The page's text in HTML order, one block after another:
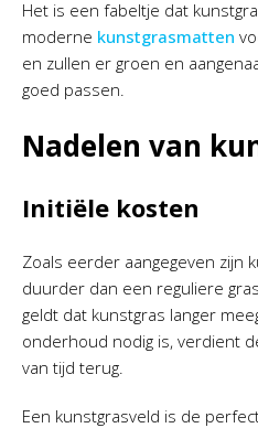
Het is een fabeltje dat
moderne kunstgrasmatten
en zullen er groen en
goed passen.
Nadelen van
Initiële kosten
Zoals eerder aangegeven zijn
duurder dan een reguliere
geldt dat kunstgras langer
onderhoud nodig is, verdient
van tijd terug.
Een kunstgrasveld is de